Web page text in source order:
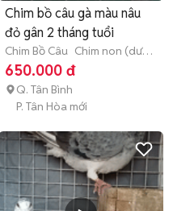
Chim bồ câu gà màu nâu
đỏ gân 2 tháng tuổi
Chim Bồ Câu Chim non (dưới
3 tháng tuổi)
650.000 đ
Q. Tân Bình
P. Tân Hòa mới